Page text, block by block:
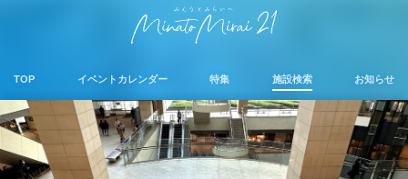
TOP イベントカレンダー 特集 施設検索 お知らせ